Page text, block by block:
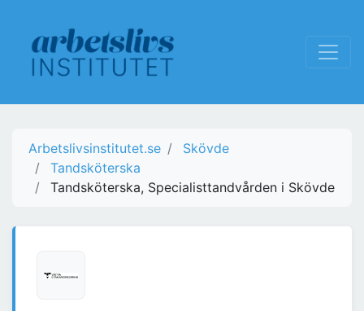
Arbetslivsinstitutet.se
Skövde
Tandsköterska
Tandsköterska, Specialisttandvården i Skövde